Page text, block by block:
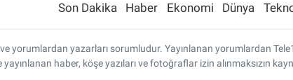
Son Dakika Haber Ekonomi Dünya
yorumlardan yazarları sorumludur. Yayınlanan yorumlardan
yayınlanan haber, köşe yazıları ve fotoğraflar izin alınmaksızın